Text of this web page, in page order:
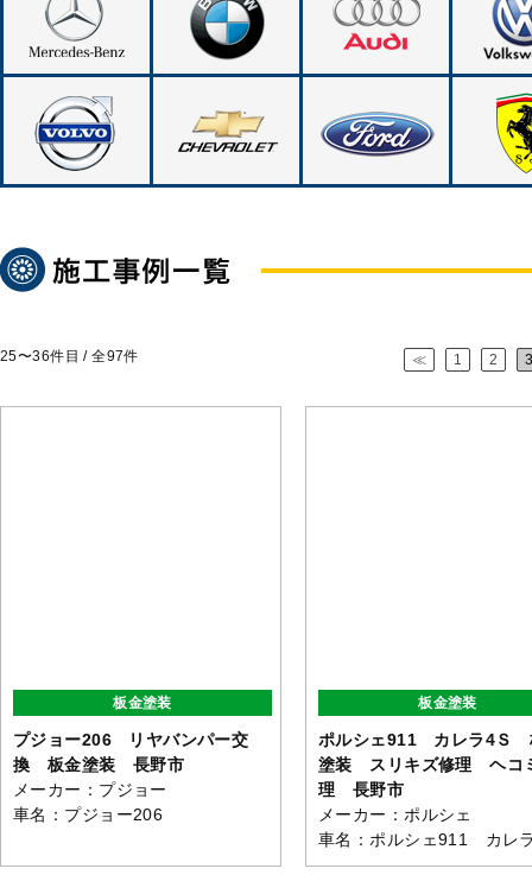
25〜36件目 / 全97件 ≪ 1 2
板金塗装
プジョー206 リヤバンパー交
換 板金塗装 長野市
メーカー：プジョー
車名：プジョー206
板金塗装
ポルシェ911 カレラ4Ｓ
塗装 スリキズ修理 ヘコ
理 長野市
メーカー：ポルシェ
車名：ポルシェ911 カレ